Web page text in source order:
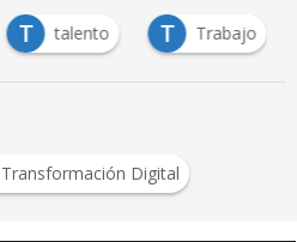
T talento T Trabajo
Transformación Digital